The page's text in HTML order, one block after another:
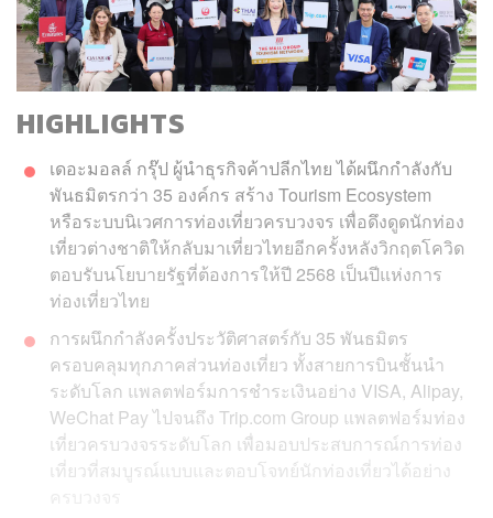
HIGHLIGHTS
เดอะมอลล์ กรุ๊ป ผู้นำธุรกิจค้าปลีกไทย ได้ผนึกกำลังกับ
พันธมิตรกว่า 35 องค์กร สร้าง Tourism Ecosystem
หรือระบบนิเวศการท่องเที่ยวครบวงจร เพื่อดึงดูดนักท่อง
เที่ยวต่างชาติให้กลับมาเที่ยวไทยอีกครั้งหลังวิกฤตโควิด
ตอบรับนโยบายรัฐที่ต้องการให้ปี 2568 เป็นปีแห่งการ
ท่องเที่ยวไทย
การผนึกกำลังครั้งประวัติศาสตร์กับ 35 พันธมิตร
ครอบคลุมทุกภาคส่วนท่องเที่ยว ทั้งสายการบินชั้นนำ
ระดับโลก แพลตฟอร์มการชำระเงินอย่าง VISA, Alipay,
WeChat Pay ไปจนถึง Trip.com Group แพลตฟอร์มท่อง
เที่ยวครบวงจรระดับโลก เพื่อมอบประสบการณ์การท่อง
เที่ยวที่สมบูรณ์แบบและตอบโจทย์นักท่องเที่ยวได้อย่าง